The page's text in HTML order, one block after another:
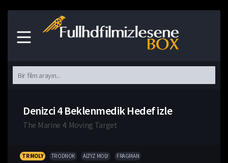
Denizci 4 Beklenmedik Hedef izle
The Marine 4: Moving Target
TR MOLY TR ODNOK ALTYZ MOLY FRAGMAN